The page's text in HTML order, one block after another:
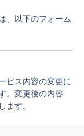
、以下のフォーム
ビス内容の変更に
。変更後の内容
す。